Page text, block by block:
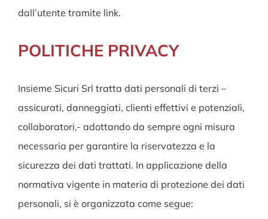
dall’utente tramite link.
POLITICHE PRIVACY
Insieme Sicuri Srl tratta dati personali di terzi –
assicurati, danneggiati, clienti effettivi e potenziali,
collaboratori,- adottando da sempre ogni misura
necessaria per garantire la riservatezza e la
sicurezza dei dati trattati. In applicazione della
normativa vigente in materia di protezione dei dati
personali, si è organizzata come segue: